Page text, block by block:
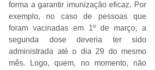
forma a garantir imunização eficaz. Por
exemplo, no caso de pessoas que
foram vacinadas em 1º de março, a
segunda dose deveria ter sido
administrada até o dia 29 do mesmo
mês. Logo, quem, no momento, não